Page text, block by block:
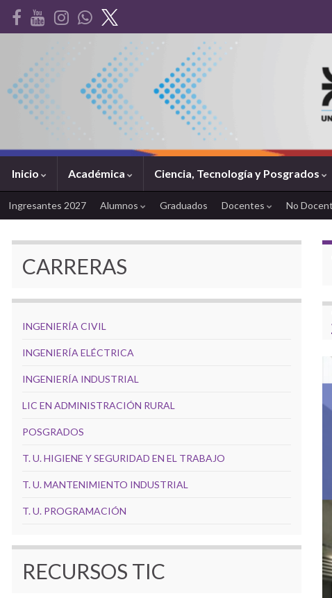
Inicio Académica Ciencia, Tecnología y Posgrados
Ingresantes 2027 Alumnos Graduados Docentes No
CARRERAS
INGENIERÍA CIVIL
INGENIERÍA ELÉCTRICA
INGENIERÍA INDUSTRIAL
LIC EN ADMINISTRACIÓN RURAL
POSGRADOS
T. U. HIGIENE Y SEGURIDAD EN EL TRABAJO
T. U. MANTENIMIENTO INDUSTRIAL
T. U. PROGRAMACIÓN
RECURSOS TIC